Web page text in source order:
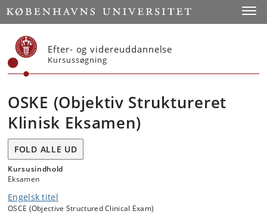
Start
Efter- og videreuddannelse
Kursussøgning
OSKE (Objektiv Struktureret
Klinisk Eksamen)
FOLD ALLE UD
Kursusindhold
Eksamen
Engelsk titel
OSCE (Objective Structured Clinical Exam)